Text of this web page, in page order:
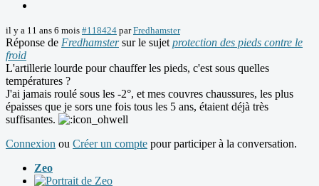
il y a 11 ans 6 mois #118424 parFredhamster
Réponse de Fredhamstersur le sujet protection des pieds contre le
froid
L'artillerie lourde pour chauffer les pieds, c'est sous quelles
températures ?
J'ai jamais roulé sous les -2°, et mes couvres chaussures, les plus
épaisses que je sors une fois tous les 5 ans, étaient déjà très
suffisantes.
Connexion ou Créer un compte pour participer à la conversation.
Zeo